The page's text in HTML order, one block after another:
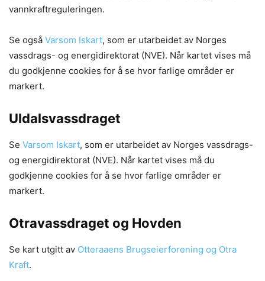
vannkraftreguleringen.
Se også Varsom Iskart, som er utarbeidet av Norges
vassdrags- og energidirektorat (NVE). Når kartet vises må
du godkjenne cookies for å se hvor farlige områder er
markert.
Uldalsvassdraget
Se Varsom Iskart, som er utarbeidet av Norges vassdrags-
og energidirektorat (NVE). Når kartet vises må du
godkjenne cookies for å se hvor farlige områder er
markert.
Otravassdraget og Hovden
Se kart utgitt av Otteraaens Brugseierforening og Otra
Kraft.